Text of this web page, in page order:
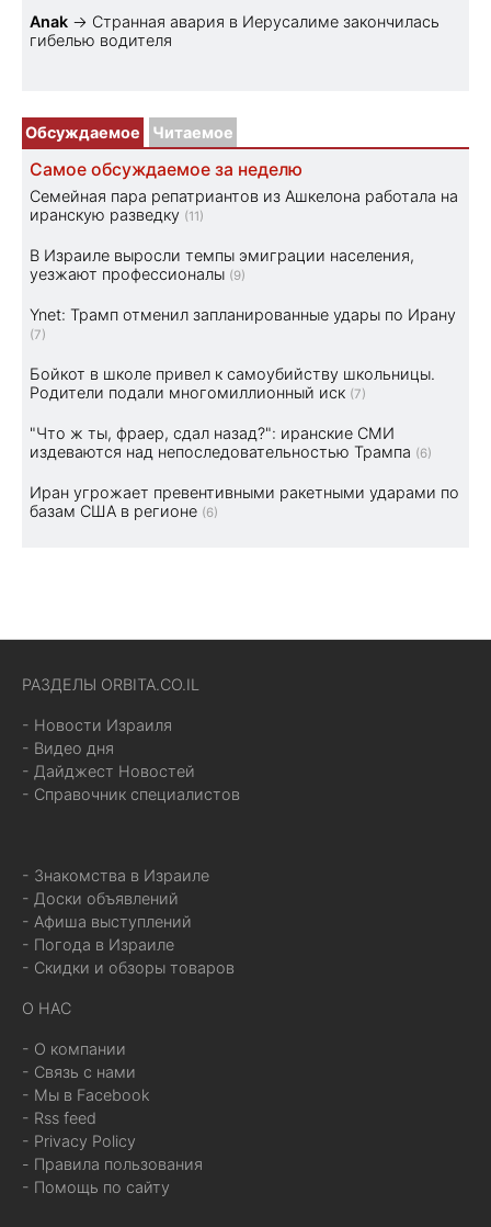
Anak → Странная авария в Иерусалиме закончилась
гибелью водителя
Обсуждаемое Читаемое
Самое обсуждаемое за неделю
Семейная пара репатриантов из Ашкелона работала на
иранскую разведку (11)
В Израиле выросли темпы эмиграции населения,
уезжают профессионалы (9)
Ynet: Трамп отменил запланированные удары по Ирану
(7)
Бойкот в школе привел к самоубийству школьницы.
Родители подали многомиллионный иск (7)
"Что ж ты, фраер, сдал назад?": иранские СМИ
издеваются над непоследовательностью Трампа (6)
Иран угрожает превентивными ракетными ударами по
базам США в регионе (6)
РАЗДЕЛЫ ORBITA.CO.IL
- Новости Израиля
- Видео дня
- Дайджест Новостей
- Справочник специалистов
- Знакомства в Израиле
- Доски объявлений
- Афиша выступлений
- Погода в Израиле
- Скидки и обзоры товаров
О НАС
- О компании
- Связь с нами
- Мы в Facebook
- Rss feed
- Privacy Policy
- Правила пользования
- Помощь по сайту